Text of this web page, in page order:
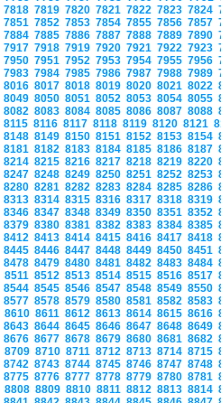
7818 7819 7820 7821 7822 7823 7824
7851 7852 7853 7854 7855 7856 7857
7884 7885 7886 7887 7888 7889 7890
7917 7918 7919 7920 7921 7922 7923
7950 7951 7952 7953 7954 7955 7956
7983 7984 7985 7986 7987 7988 7989
8016 8017 8018 8019 8020 8021 8022
8049 8050 8051 8052 8053 8054 8055
8082 8083 8084 8085 8086 8087 8088
8115 8116 8117 8118 8119 8120 8121
8148 8149 8150 8151 8152 8153 8154
8181 8182 8183 8184 8185 8186 8187
8214 8215 8216 8217 8218 8219 8220
8247 8248 8249 8250 8251 8252 8253
8280 8281 8282 8283 8284 8285 8286
8313 8314 8315 8316 8317 8318 8319
8346 8347 8348 8349 8350 8351 8352
8379 8380 8381 8382 8383 8384 8385
8412 8413 8414 8415 8416 8417 8418
8445 8446 8447 8448 8449 8450 8451
8478 8479 8480 8481 8482 8483 8484
8511 8512 8513 8514 8515 8516 8517
8544 8545 8546 8547 8548 8549 8550
8577 8578 8579 8580 8581 8582 8583
8610 8611 8612 8613 8614 8615 8616
8643 8644 8645 8646 8647 8648 8649
8676 8677 8678 8679 8680 8681 8682
8709 8710 8711 8712 8713 8714 8715
8742 8743 8744 8745 8746 8747 8748
8775 8776 8777 8778 8779 8780 8781
8808 8809 8810 8811 8812 8813 8814